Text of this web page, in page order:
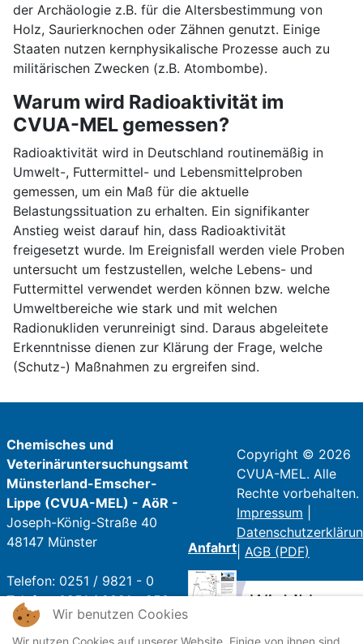
der Archäologie z.B. für die Altersbestimmung von
Holz, Saurierknochen oder Zähnen genutzt. Einige
Staaten nutzen kernphysikalische Prozesse auch zu
militärischen Zwecken (z.B. Atombombe).
Warum wird Radioaktivität im
CVUA-MEL gemessen?
Radioaktivität wird in Deutschland routinemäßig in
Umwelt-, Futtermittel- und Lebensmittelproben
gemessen, um ein Maß für die aktuelle
Belastungssituation zu erhalten. Ein signifikanter
Anstieg weist darauf hin, dass Radioaktivität
freigesetzt wurde. Im Ereignisfall werden viele Proben
untersucht um festzustellen, welche Lebens- und
Futtermittel verwendet werden können bzw. welche
Umweltbereiche wie stark und mit welchen
Radionukliden verunreinigt sind. Daraus abgeleitete
Erkenntnisse dienen zur Klärung der Frage, welche
(Schutz-) Maßnahmen zu ergreifen sind.
Chemisches und
Veterinäruntersuchungsamt
Münsterland-Emscher-
Lippe (CVUA-MEL) - AöR -
Joseph-König-Straße 40
48147 Münster
Telefon: 0251 / 9821 - 0
Telefax: 0251 / 9821 - 250
E-Mail: poststelle@cvua-
mel.de
Anfahrt
Copyright © 2026
CVUA-MEL. Alle
Rechte vorbehalten.
Impressum
AGB (PDF)
Wir benutzen Cookies
Wir nutzen Cookies auf unserer Website. Einige von ihnen sind